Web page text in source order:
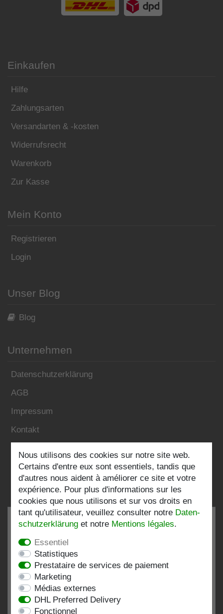
Einkaufen
Hilfe
Zahlungsarten
Versandarten & -kosten
Widerrufsrecht
Warenkorb
Zur Kasse
Mein Konto
Registrieren
Login
Unser Blog
Blog
Unternehmen
Datenschutzerklärung
AGB
Impressum
Kontakt
Folgen Sie uns:
de 197 Évaluations
chez:shopvote.de, Amazon
Voir le profil d'évaluation sur SHOPVOTE.DE
Nous utilisons des cookies sur notre site web.
Certains d'entre eux sont essentiels, tandis que
d'autres nous aident à améliorer ce site et votre
expérience. Pour plus d'informations sur les
cookies que nous utilisons et sur vos droits en
tant qu'utilisateur, veuillez consulter notre Daten­
schutz­erklärung et notre Mentions légales.
Essentiel
Statistiques
Prestataire de services de paiement
Marketing
Médias externes
DHL Preferred Delivery
Fonctionnel